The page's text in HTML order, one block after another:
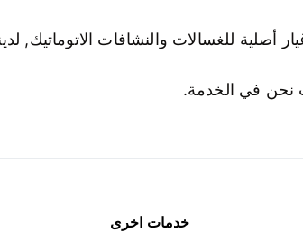
أصلية للغسالات والنشافات
نحن في الخدمة.
خدمات اخرى